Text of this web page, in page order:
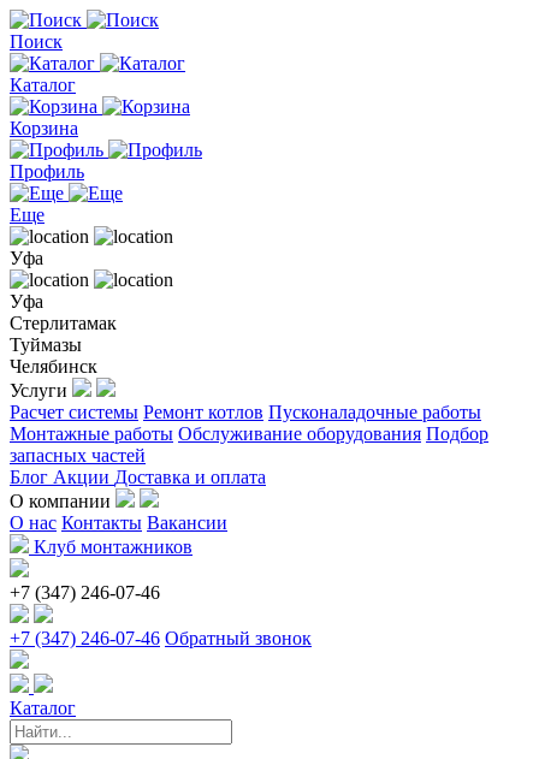
Поиск
Каталог
Корзина
Профиль
Еще
Уфа
Уфа
Стерлитамак
Туймазы
Челябинск
Услуги
Расчет системы Ремонт котлов Пусконаладочные работы
Монтажные работы Обслуживание оборудования Подбор
запасных частей
Блог Акции Доставка и оплата
О компании
О нас Контакты Вакансии
Клуб монтажников
+7 (347) 246-07-46
+7 (347) 246-07-46 Обратный звонок
Каталог